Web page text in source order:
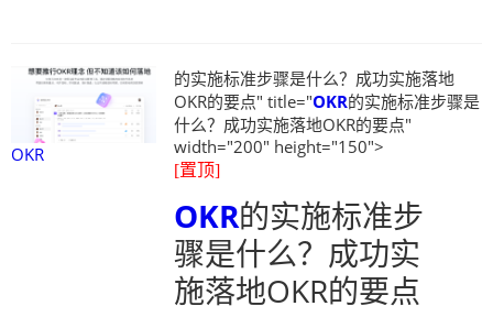
OKR
的实施标准步骤是什么？成功实施落地
OKR的要点" title="OKR的实施标准步骤是
什么？成功实施落地OKR的要点"
width="200" height="150">
[置顶]
OKR的实施标准步
骤是什么？成功实
施落地OKR的要点